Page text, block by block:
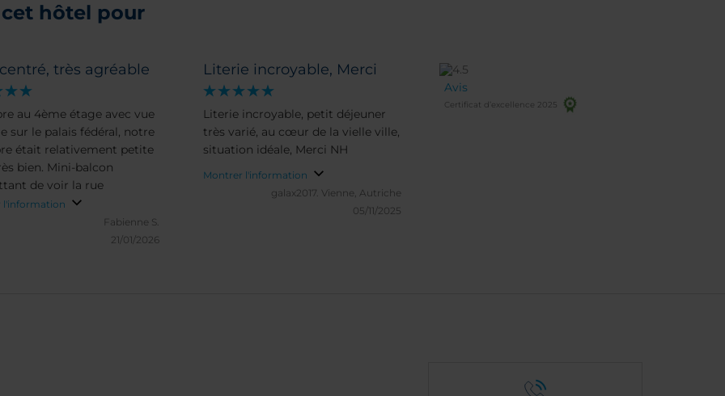
hôtel pour
très agréable
au 4ème étage avec vue
sur le palais fédéral, notre
était relativement petite
bien. Mini-balcon
de voir la rue
l'information
Fabienne S.
21/01/2026
Literie incroyable, Merci
Literie incroyable, petit déjeuner
très varié, au cœur de la vielle ville,
situation idéale, Merci NH
Montrer l'information
galax2017. Vienne, Autriche
05/11/2025
Avis
Certificat d’excellence 2025